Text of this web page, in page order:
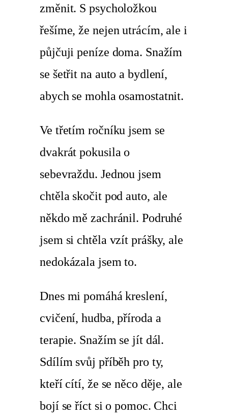
změnit. S psycholožkou
řešíme, že nejen utrácím, ale i
půjčuji peníze doma. Snažím
se šetřit na auto a bydlení,
abych se mohla osamostatnit.
Ve třetím ročníku jsem se
dvakrát pokusila o
sebevraždu. Jednou jsem
chtěla skočit pod auto, ale
někdo mě zachránil. Podruhé
jsem si chtěla vzít prášky, ale
nedokázala jsem to.
Dnes mi pomáhá kreslení,
cvičení, hudba, příroda a
terapie. Snažím se jít dál.
Sdílím svůj příběh pro ty,
kteří cítí, že se něco děje, ale
bojí se říct si o pomoc. Chci